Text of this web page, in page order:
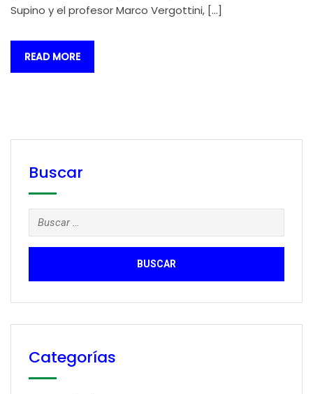
Supino y el profesor Marco Vergottini, […]
READ MORE
Buscar
Buscar:
Categorías